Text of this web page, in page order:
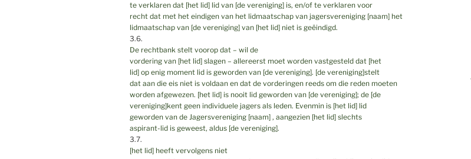
te verklaren dat [het lid] lid van [de vereniging] is, en/of te verklaren voor
recht dat met het eindigen van het lidmaatschap van jagersvereniging [naam] het
lidmaatschap van [de vereniging] van [het lid] niet is geëindigd.
3.6.
De rechtbank stelt voorop dat – wil de
vordering van [het lid] slagen – allereerst moet worden vastgesteld dat [het
lid] op enig moment lid is geworden van [de vereniging]. [de vereniging]stelt
dat aan die eis niet is voldaan en dat de vorderingen reeds om die reden moeten
worden afgewezen. [het lid] is nooit lid geworden van [de vereniging]; de [de
vereniging]kent geen individuele jagers als leden. Evenmin is [het lid] lid
geworden van de Jagersvereniging [naam] , aangezien [het lid] slechts
aspirant-lid is geweest, aldus [de vereniging].
3.7.
[het lid] heeft vervolgens niet